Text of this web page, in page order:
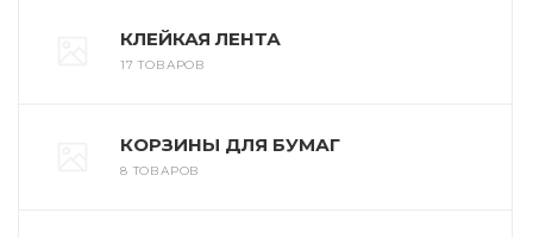
КЛЕЙКАЯ ЛЕНТА
17 ТОВАРОВ
КОРЗИНЫ ДЛЯ БУМАГ
8 ТОВАРОВ